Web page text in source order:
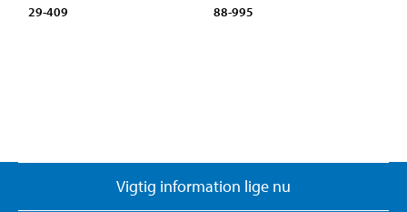
29-409 88-995
Vigtig information lige nu